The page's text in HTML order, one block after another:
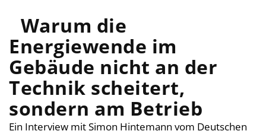
Warum die
Energiewende im
Gebäude nicht an der
Technik scheitert,
sondern am Betrieb
Ein Interview mit Simon Hintemann vom Deutschen